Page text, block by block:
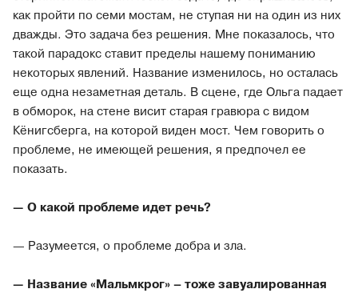
как пройти по семи мостам, не ступая ни на один из них
дважды. Это задача без решения. Мне показалось, что
такой парадокс ставит пределы нашему пониманию
некоторых явлений. Название изменилось, но осталась
еще одна незаметная деталь. В сцене, где Ольга падает
в обморок, на стене висит старая гравюра с видом
Кёнигсберга, на которой виден мост. Чем говорить о
проблеме, не имеющей решения, я предпочел ее
показать.
— О какой проблеме идет речь?
— Разумеется, о проблеме добра и зла.
— Название «Мальмкрог» – тоже завуалированная